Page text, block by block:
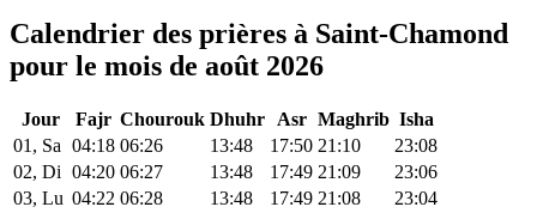
Calendrier des prières à Saint-Chamond
pour le mois de août 2026
Jour Fajr Chourouk Dhuhr Asr Maghrib Isha
01, Sa 04:18 06:26 13:48 17:50 21:10
23:08
02, Di 04:20 06:27 13:48 17:49 21:09
23:06
03, Lu 04:22 06:28 13:48 17:49 21:08
23:04